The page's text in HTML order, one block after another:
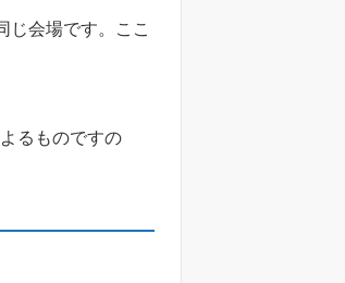
じ会場です。ここ
るものですの